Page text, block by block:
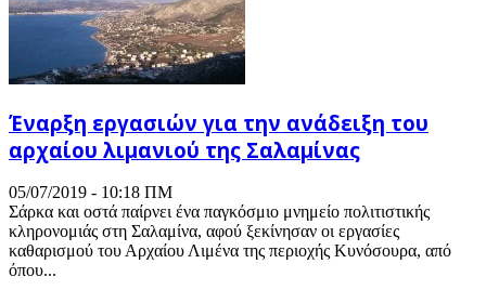
Έναρξη εργασιών για την ανάδειξη του
αρχαίου λιμανιού της Σαλαμίνας
05/07/2019 - 10:18 ΠΜ
Σάρκα και οστά παίρνει ένα παγκόσμιο μνημείο πολιτιστικής
κληρονομιάς στη Σαλαμίνα, αφού ξεκίνησαν οι εργασίες
καθαρισμού του Αρχαίου Λιμένα της περιοχής Κυνόσουρα, από
όπου...